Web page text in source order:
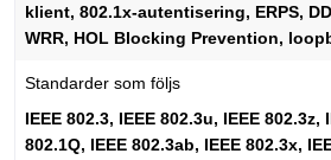
klient, 802.1x-autentisering, ERPS,
WRR, HOL Blocking Prevention,
Standarder som följs
IEEE 802.3, IEEE 802.3u, IEEE 802.3z,
802.1Q, IEEE 802.3ab, IEEE 802.3x,